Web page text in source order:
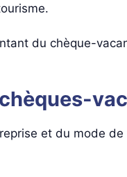
du chèque-
et du mode